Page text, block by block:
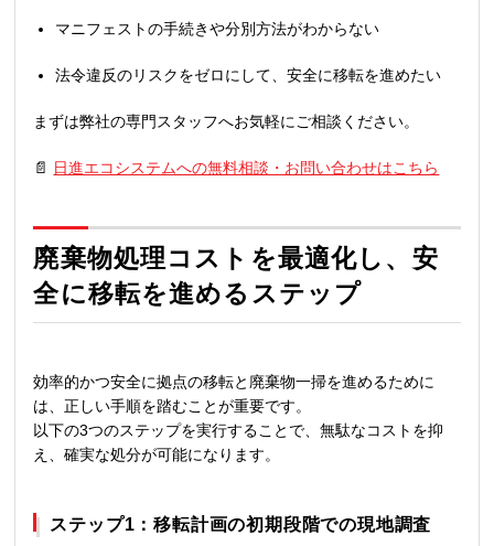
マニフェストの手続きや分別方法がわからない
法令違反のリスクをゼロにして、安全に移転を進めたい
まずは弊社の専門スタッフへお気軽にご相談ください。
📄 日進エコシステムへの無料相談・お問い合わせはこちら
廃棄物処理コストを最適化し、安
全に移転を進めるステップ
効率的かつ安全に拠点の移転と廃棄物一掃を進めるために
は、正しい手順を踏むことが重要です。
以下の3つのステップを実行することで、無駄なコストを抑
え、確実な処分が可能になります。
ステップ1：移転計画の初期段階での現地調査